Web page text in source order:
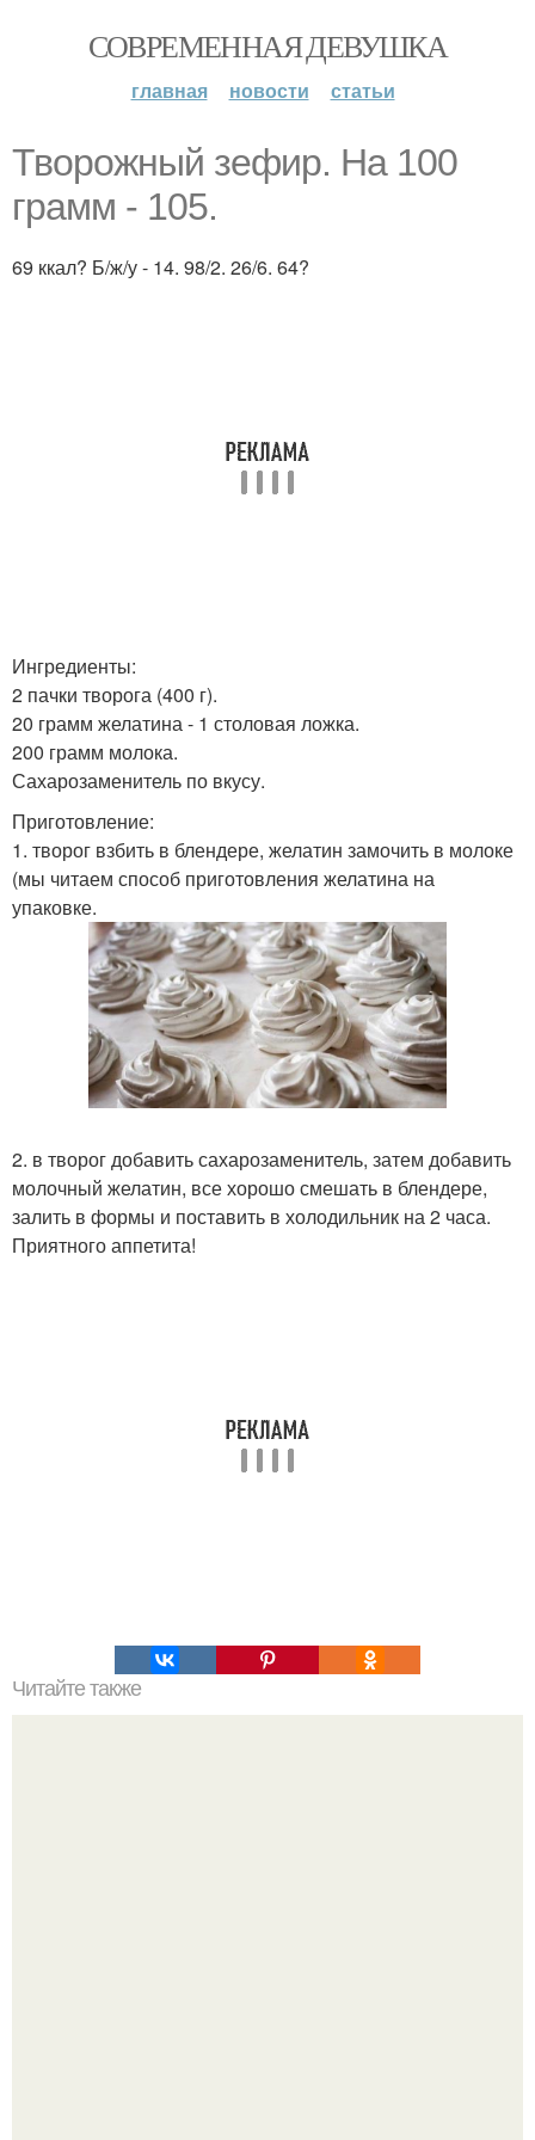
СОВРЕМЕННАЯ ДЕВУШКА
главная новости статьи
Творожный зефир. На 100
грамм - 105.
69 ккал? Б/ж/у - 14. 98/2. 26/6. 64?
Ингредиенты:
2 пачки творога (400 г).
20 грамм желатина - 1 столовая ложка.
200 грамм молока.
Сахарозаменитель по вкусу.
Приготовление:
1. творог взбить в блендере, желатин замочить в молоке
(мы читаем способ приготовления желатина на
упаковке.
2. в творог добавить сахарозаменитель, затем добавить
молочный желатин, все хорошо смешать в блендере,
залить в формы и поставить в холодильник на 2 часа.
Приятного аппетита!
Читайте также